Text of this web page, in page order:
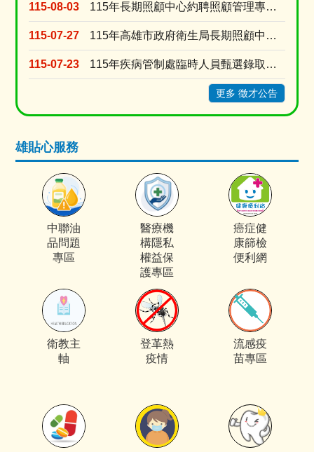
115-08-03 115年長期照顧中心約聘照顧管理專員甄選24名
115-07-27 115年高雄市政府衛生局長期照顧中心「家照督導」甄選結果公告
115-07-23 115年疾病管制處臨時人員甄選錄取公告
更多 徵才公告
雄貼心服務
中聯油
品問題
專區
醫療機
構隱私
權益保
護專區
癌症健
康篩檢
便利網
衛教主
軸
登革熱
疫情
流感疫
苗專區